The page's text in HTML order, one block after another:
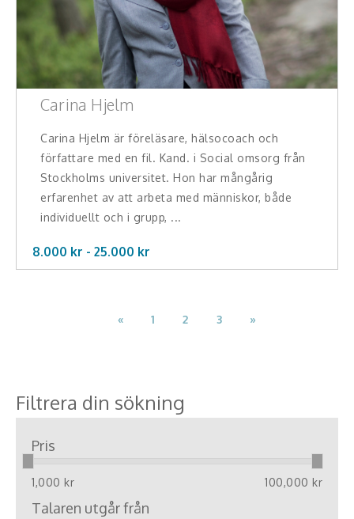
Carina Hjelm
Carina Hjelm är föreläsare, hälsocoach och
författare med en fil. Kand. i Social omsorg från
Stockholms universitet. Hon har mångårig
erfarenhet av att arbeta med människor, både
individuellt och i grupp, ...
8.000 kr - 25.000 kr
« 1 2 3 »
Filtrera din sökning
Pris
1,000 kr 100,000 kr
Talaren utgår från